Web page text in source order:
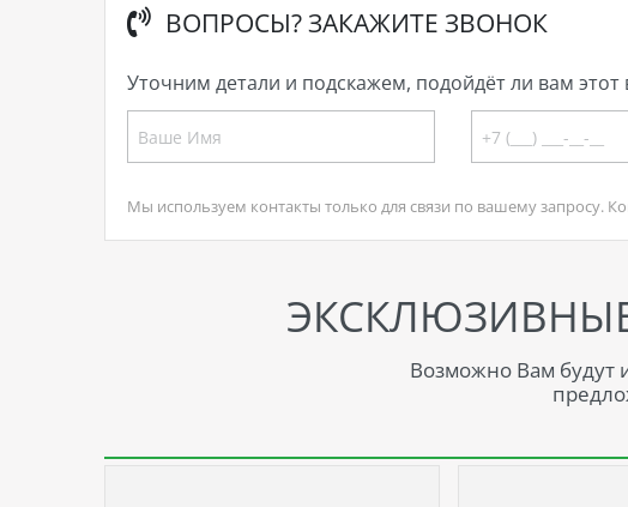
ВОПРОСЫ? ЗАКАЖИТЕ ЗВОНОК
Уточним детали и подскажем, подойдёт ли вам этот
Мы используем контакты только для связи по вашему запросу.
Возможно Вам будут